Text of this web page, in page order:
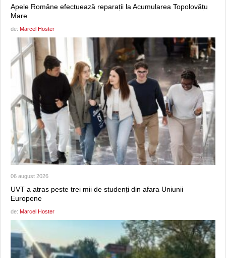
Apele Române efectuează reparații la Acumularea Topolovățu
Mare
de: Marcel Hoster
06 august 2026
UVT a atras peste trei mii de studenți din afara Uniunii
Europene
de: Marcel Hoster